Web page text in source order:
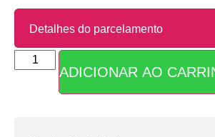
Detalhes do parcelamento
Parcelas:ADICIONAR AO